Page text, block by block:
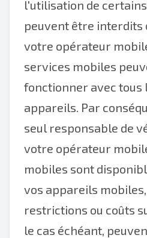
l'utilisation de
peuvent être interdits
votre opérateur
services mobiles
fonctionner avec tous
appareils. Par
seul responsable de
votre opérateur
mobiles sont
vos appareils
restrictions ou coûts
le cas échéant,